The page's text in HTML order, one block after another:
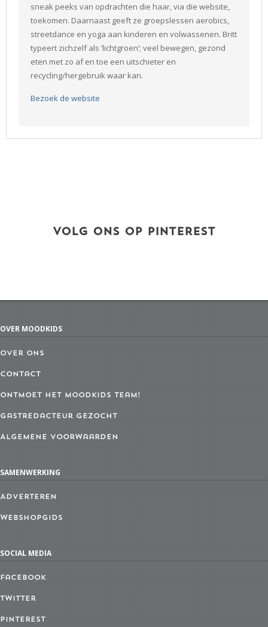
sneak peeks van opdrachten die haar, via die website,
toekomen. Daarnaast geeft ze groepslessen aerobics,
streetdance en yoga aan kinderen en volwassenen. Britt
typeert zichzelf als ‘lichtgroen’; veel bewegen, gezond
eten met zo af en toe een uitschieter en
recycling/hergebruik waar kan.
Bezoek de website
VOLG ONS OP PINTEREST
OVER MOODKIDS
Over ons
Contact
Ontmoet het MoodKids Team!
Gastredacteur gezocht
Algemene Voorwaarden
SAMENWERKING
Adverteren
Webshopgids
SOCIAL MEDIA
Facebook
Twitter
Pinterest